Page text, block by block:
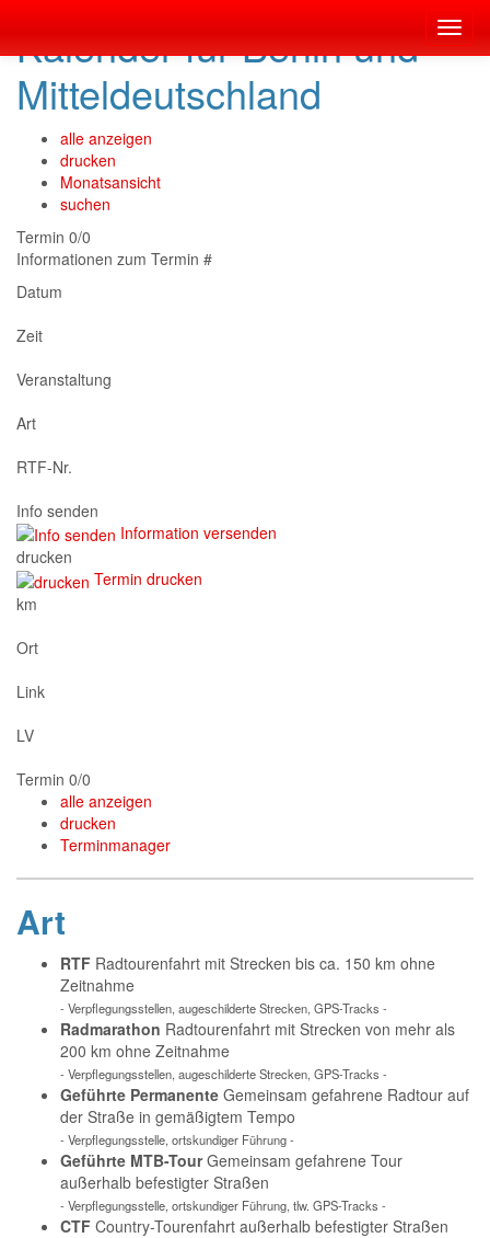
Kalender für Berlin und
Mitteldeutschland
alle anzeigen
drucken
Monatsansicht
suchen
Termin 0/0
Informationen zum Termin #
Datum
Zeit
Veranstaltung
Art
RTF-Nr.
Info senden
Information versenden
drucken
Termin drucken
km
Ort
Link
LV
Termin 0/0
alle anzeigen
drucken
Terminmanager
Art
RTF Radtourenfahrt mit Strecken bis ca. 150 km ohne
Zeitnahme
- Verpflegungsstellen, augeschilderte Strecken, GPS-Tracks -
Radmarathon Radtourenfahrt mit Strecken von mehr als
200 km ohne Zeitnahme
- Verpflegungsstellen, augeschilderte Strecken, GPS-Tracks -
Geführte Permanente Gemeinsam gefahrene Radtour auf
der Straße in gemäßigtem Tempo
- Verpflegungsstelle, ortskundiger Führung -
Geführte MTB-TourGemeinsam gefahrene Tour
außerhalb befestigter Straßen
- Verpflegungsstelle, ortskundiger Führung, tlw. GPS-Tracks -
CTF Country-Tourenfahrt außerhalb befestigter Straßen